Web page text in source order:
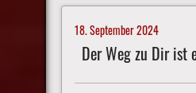
18. September 2024
Der Weg zu Dir ist